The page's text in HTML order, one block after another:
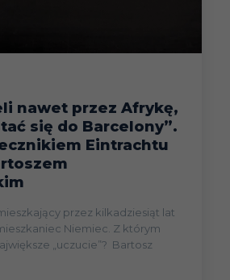
nawet przez Afrykę,
się do Barcelony”.
Eintrachtu
przez kilkadziesiąt lat
Niemiec. Z którym
„uczucie”? Bartosz